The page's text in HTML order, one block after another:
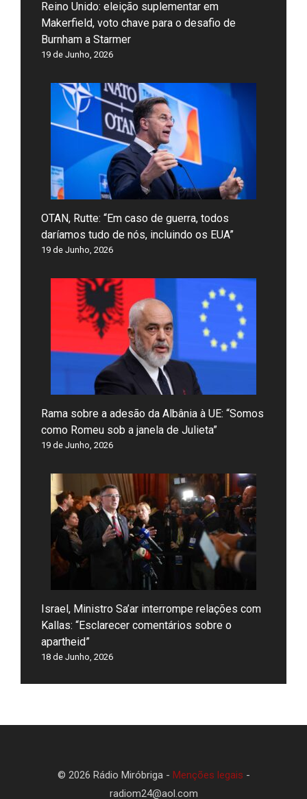
Reino Unido: eleição suplementar em
Makerfield, voto chave para o desafio de
Burnham a Starmer
19 de Junho, 2026
OTAN, Rutte: “Em caso de guerra, todos
daríamos tudo de nós, incluindo os EUA”
19 de Junho, 2026
Rama sobre a adesão da Albânia à UE: “Somos
como Romeu sob a janela de Julieta”
19 de Junho, 2026
Israel, Ministro Sa’ar interrompe relações com
Kallas: “Esclarecer comentários sobre o
apartheid”
18 de Junho, 2026
© 2026 Rádio Miróbriga - Menções legais -
radiom24@aol.com